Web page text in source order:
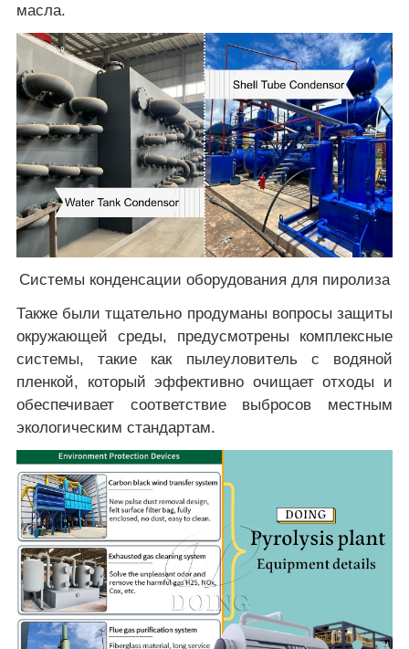
масла.
Системы конденсации оборудования для пиролиза
Также были тщательно продуманы вопросы защиты
окружающей среды, предусмотрены комплексные
системы, такие как пылеуловитель с водяной
пленкой, который эффективно очищает отходы и
обеспечивает соответствие выбросов местным
экологическим стандартам.